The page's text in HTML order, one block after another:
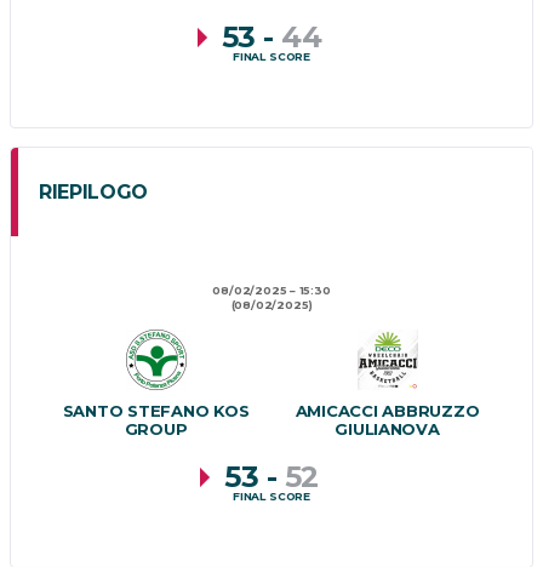
53 - 44
FINAL SCORE
RIEPILOGO
08/02/2025
15:30
(08/02/2025)
SANTO STEFANO KOS
GROUP
AMICACCI ABBRUZZO
GIULIANOVA
53 - 52
FINAL SCORE